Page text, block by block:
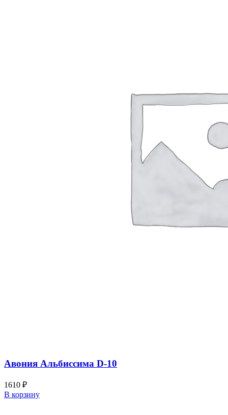
Авония Альбиссима D-10
1610 ₽
В корзину